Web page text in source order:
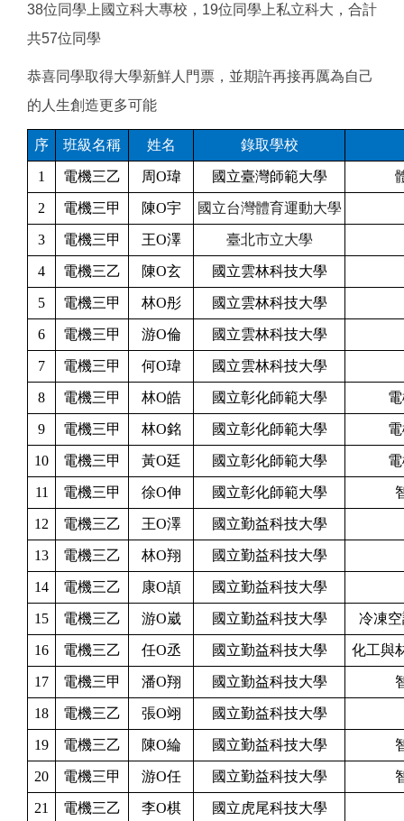
38位同學上國立科大專校，19位同學上私立科大，合計
共57位同學
恭喜同學取得大學新鮮人門票，並期許再接再厲為自己
的人生創造更多可能
序 班級名稱 姓名 錄取學校
1 電機三乙 周O瑋 國立臺灣師範大學
2 電機三甲 陳O宇 國立台灣體育運動大學
3 電機三甲 王O澤 臺北市立大學
4 電機三乙 陳O玄 國立雲林科技大學
5 電機三甲 林O彤 國立雲林科技大學
6 電機三甲 游O倫 國立雲林科技大學
7 電機三甲 何O瑋 國立雲林科技大學
8 電機三甲 林O皓 國立彰化師範大學
9 電機三甲 林O銘 國立彰化師範大學
10 電機三甲 黃O廷 國立彰化師範大學
11 電機三甲 徐O伸 國立彰化師範大學
12 電機三乙 王O澤 國立勤益科技大學
13 電機三乙 林O翔 國立勤益科技大學
14 電機三乙 康O頡 國立勤益科技大學
15 電機三乙 游O崴 國立勤益科技大學 冷凍
16 電機三乙 任O丞 國立勤益科技大學 化工與
17 電機三甲 潘O翔 國立勤益科技大學
18 電機三乙 張O翊 國立勤益科技大學
19 電機三乙 陳O綸 國立勤益科技大學
20 電機三甲 游O任 國立勤益科技大學
21 電機三乙 李O棋 國立虎尾科技大學